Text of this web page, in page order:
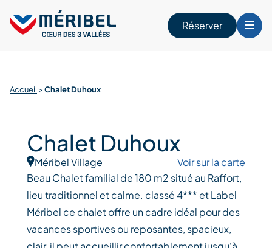
content
Réserver
Accueil >Chalet Duhoux
Chalet Duhoux
Méribel Village
Voir sur la carte
Beau Chalet familial de 180 m2 situé au Raffort,
lieu traditionnel et calme. classé 4*** et Label
Méribel ce chalet offre un cadre idéal pour des
vacances sportives ou reposantes, spacieux,